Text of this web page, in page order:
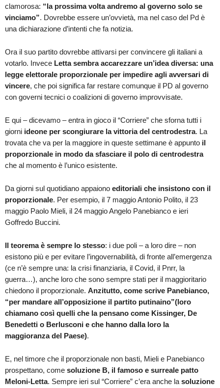
clamorosa: “la prossima volta andremo al governo solo se
vinciamo”. Dovrebbe essere un’ovvietà, ma nel caso del Pd è
una dichiarazione d’intenti che fa notizia.
Ora il suo partito dovrebbe attivarsi per convincere gli italiani a
votarlo. Invece Letta sembra accarezzare un’idea diversa: una
legge elettorale proporzionale per impedire agli avversari di
vincere, che poi significa far restare comunque il PD al governo
con governi tecnici o coalizioni di governo improvvisate.
E qui – dicevamo – entra in gioco il “Corriere” che sforna tutti i
giorni ideone per scongiurare la vittoria del centrodestra. La
trovata che va per la maggiore in queste settimane è appunto il
proporzionale in modo da sfasciare il polo di centrodestra
che al momento è l’unico esistente.
Da giorni sul quotidiano appaiono editoriali che insistono con il
proporzionale. Per esempio, il 7 maggio Antonio Polito, il 23
maggio Paolo Mieli, il 24 maggio Angelo Panebianco e ieri
Goffredo Buccini.
Il teorema è sempre lo stesso: i due poli – a loro dire – non
esistono più e per evitare l’ingovernabilità, di fronte all’emergenza
(ce n’è sempre una: la crisi finanziaria, il Covid, il Pnrr, la
guerra…), anche loro che sono sempre stati per il maggioritario
chiedono il proporzionale. Anzitutto, come scrive Panebianco,
“per mandare all’opposizione il partito putinaino”(loro
chiamano così quelli che la pensano come Kissinger, De
Benedetti o Berlusconi e che hanno dalla loro la
maggioranza del Paese).
E, nel timore che il proporzionale non basti, Mieli e Panebianco
prospettano, come soluzione B, il famoso e surreale patto
Meloni-Letta. Sempre ieri sul “Corriere” c’era anche la soluzione